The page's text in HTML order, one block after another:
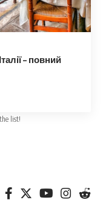
– повний
list!